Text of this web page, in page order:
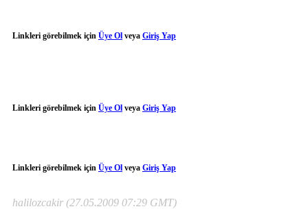
Linkleri görebilmek için Üye Ol veya Giriş Yap
Linkleri görebilmek için Üye Ol veya Giriş Yap
Linkleri görebilmek için Üye Ol veya Giriş Yap
halilozcakir (27.05.2009 07:29 GMT)